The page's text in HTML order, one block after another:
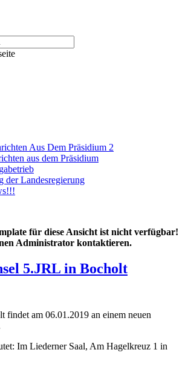
Aus Dem Präsidium 2
aus dem Präsidium
der Landesregierung
für diese Ansicht ist nicht verfügbar!
Administrator kontaktieren.
5.JRL in Bocholt
findet am 06.01.2019 an einem neuen
Im Liederner Saal, Am Hagelkreuz 1 in